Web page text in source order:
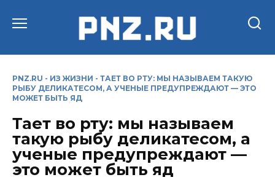
PNZ.RU - ИЗ ЖИЗНИ - ТАЕТ ВО РТУ: МЫ НАЗЫВАЕМ ТАКУЮ
РЫБУ ДЕЛИКАТЕСОМ, А УЧЕНЫЕ ПРЕДУПРЕЖДАЮТ — ЭТО
МОЖЕТ БЫТЬ ЯД
Тает во рту: мы называем
такую рыбу деликатесом, а
ученые предупреждают —
это может быть яд